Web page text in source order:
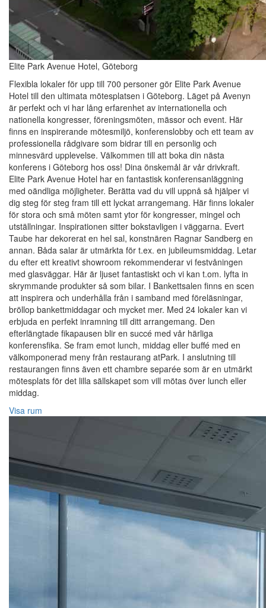
Elite Park Avenue Hotel, Göteborg
Flexibla lokaler för upp till 700 personer gör Elite Park Avenue
Hotel till den ultimata mötesplatsen i Göteborg. Läget på Avenyn
är perfekt och vi har lång erfarenhet av internationella och
nationella kongresser, föreningsmöten, mässor och event. Här
finns en inspirerande mötesmiljö, konferenslobby och ett team av
professionella rådgivare som bidrar till en personlig och
minnesvärd upplevelse. Välkommen till att boka din nästa
konferens i Göteborg hos oss! Dina önskemål är vår drivkraft.
Elite Park Avenue Hotel har en fantastisk konferensanläggning
med oändliga möjligheter. Berätta vad du vill uppnå så hjälper vi
dig steg för steg fram till ett lyckat arrangemang. Här finns lokaler
för stora och små möten samt ytor för kongresser, mingel och
utställningar. Inspirationen sitter bokstavligen i väggarna. Evert
Taube har dekorerat en hel sal, konstnären Ragnar Sandberg en
annan. Båda salar är utmärkta för t.ex. en jubileumsmiddag. Letar
du efter ett kreativt showroom rekommenderar vi festvåningen
med glasväggar. Här är ljuset fantastiskt och vi kan t.om. lyfta in
skrymmande produkter så som bilar. I Bankettsalen finns en scen
att inspirera och underhålla från i samband med föreläsningar,
bröllop bankettmiddagar och mycket mer. Med 24 lokaler kan vi
erbjuda en perfekt inramning till ditt arrangemang. Den
efterlängtade fikapausen blir en succé med vår härliga
konferensfika. Se fram emot lunch, middag eller buffé med en
välkomponerad meny från restaurang atPark. I anslutning till
restaurangen finns även ett chambre separée som är en utmärkt
mötesplats för det lilla sällskapet som vill mötas över lunch eller
middag.
Visa rum